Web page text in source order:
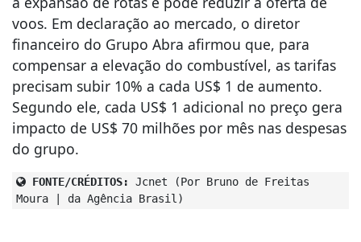
voos. Em declaração ao mercado, o diretor
financeiro do Grupo Abra afirmou que, para
compensar a elevação do combustível, as tarifas
precisam subir 10% a cada US$ 1 de aumento.
Segundo ele, cada US$ 1 adicional no preço gera
impacto de US$ 70 milhões por mês nas despesas
do grupo.
FONTE/CRÉDITOS:
Jcnet (Por Bruno de Freitas
Moura | da Agência Brasil)